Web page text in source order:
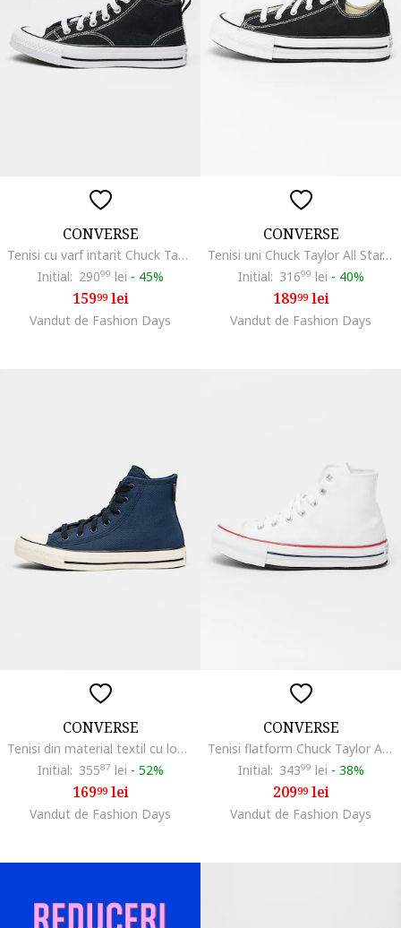
CONVERSE
Tenisi cu varf intarit Chuck Taylor All Star Malden Street, Negru
Initial: 29099 lei - 45%
15999lei
Vandut de Fashion Days
CONVERSE
Tenisi uni Chuck Taylor All Star, Alb/Negru
Initial: 31699 lei - 40%
18999lei
Vandut de Fashion Days
CONVERSE
Tenisi din material textil cu logo, Bleumarin
Initial: 35587 lei - 52%
16999lei
Vandut de Fashion Days
CONVERSE
Tenisi flatform Chuck Taylor All Star High, Alb
Initial: 34399 lei - 38%
20999lei
Vandut de Fashion Days